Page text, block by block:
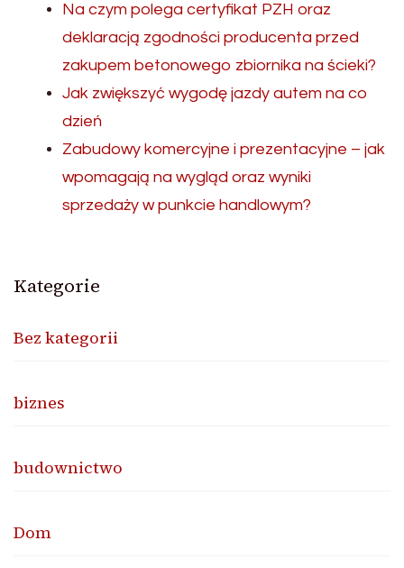
Na czym polega certyfikat PZH oraz
deklaracją zgodności producenta przed
zakupem betonowego zbiornika na ścieki?
Jak zwiększyć wygodę jazdy autem na co
dzień
Zabudowy komercyjne i prezentacyjne – jak
wpomagają na wygląd oraz wyniki
sprzedaży w punkcie handlowym?
Kategorie
Bez kategorii
biznes
budownictwo
Dom